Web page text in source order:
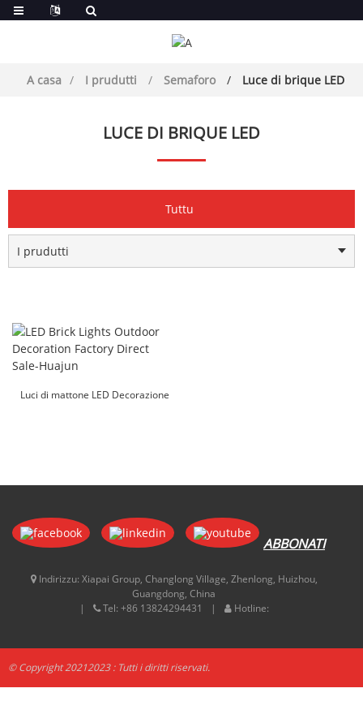
A casa I prudutti Semaforo Luce di brique LED
LUCE DI BRIQUE LED
Tuttu
I prudutti
Luci di mattone LED Decorazione
ABBONATI
Indirizzu: Xiapai Group, Changlong Village, Zhenlong, Huizhou,
Guangdong, China
Tel: +86 13824294431 Hotline:
© Copyright 20212023 : Tutti i diritti riservati.